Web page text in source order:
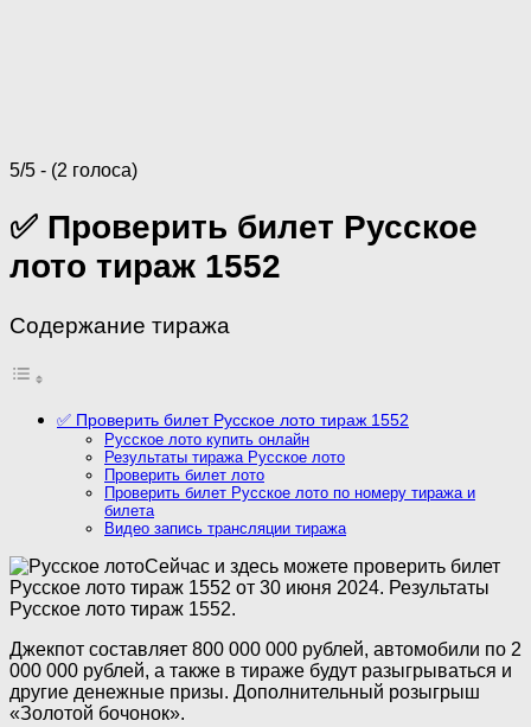
5/5 - (2 голоса)
✅ Проверить билет Русское
лото тираж 1552
Содержание тиража
✅ Проверить билет Русское лото тираж 1552
Русское лото купить онлайн
Результаты тиража Русское лото
Проверить билет лото
Проверить билет Русское лото по номеру тиража и
билета
Видео запись трансляции тиража
Сейчас и здесь можете проверить билет
Русское лото тираж 1552 от 30 июня 2024. Результаты
Русское лото тираж 1552.
Джекпот составляет 800 000 000 рублей, автомобили по 2
000 000 рублей, а также в тираже будут разыгрываться и
другие денежные призы. Дополнительный розыгрыш
«Золотой бочонок».